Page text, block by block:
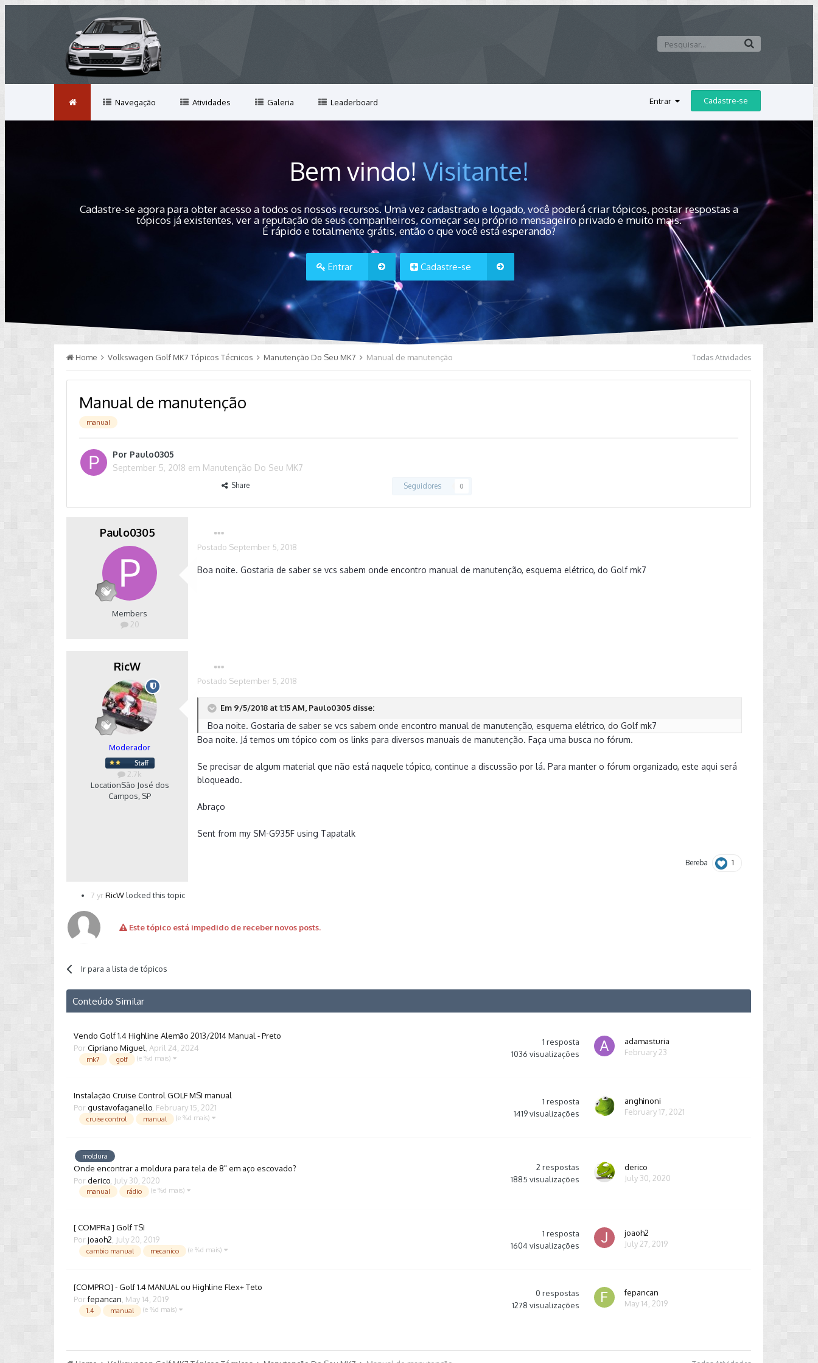
Entrar Cadastre-se
Navegação Atividades Galeria Leaderboard
Bem vindo!Visitante!
Cadastre-se agora para obter acesso a todos os nossos recursos. Uma vez cadastrado e logado, você poderá criar tópicos, postar respostas a
tópicos já existentes, ver a reputação de seus companheiros, começar seu próprio mensageiro privado e muito mais.
É rápido e totalmente grátis, então o que você está esperando?
Entrar Cadastre-se
Todas Atividades
Home Volkswagen Golf MK7 Tópicos Técnicos Manutenção Do Seu MK7 Manual de manutenção
Manual de manutenção
manual
Por Paulo0305
September 5, 2018 em Manutenção Do Seu MK7
Share Seguidores 0
Paulo0305
Members
20
Postado September 5, 2018
Boa noite. Gostaria de saber se vcs sabem onde encontro manual de manutenção, esquema elétrico, do Golf mk7
RicW
Moderador
2.7k
LocationSão José dos
Campos, SP
Postado September 5, 2018
Em 9/5/2018 at 1:15 AM, Paulo0305 disse:
Boa noite. Gostaria de saber se vcs sabem onde encontro manual de manutenção, esquema elétrico, do Golf mk7
Boa noite. Já temos um tópico com os links para diversos manuais de manutenção. Faça uma busca no fórum.
Se precisar de algum material que não está naquele tópico, continue a discussão por lá. Para manter o fórum organizado, este aqui será
bloqueado.
Abraço
Sent from my SM-G935F using Tapatalk
Bereba 1
7 yr RicWlocked this topic
Este tópico está impedido de receber novos posts.
Ir para a lista de tópicos
Conteúdo Similar
Vendo Golf 1.4 Highline Alemão 2013/2014 Manual - Preto
PorCipriano Miguel April 24, 2024
mk7 golf (e %d mais)
1 resposta
1036 visualizações
adamasturia
February 23
Instalação Cruise Control GOLF MSI manual
Porgustavofaganello February 15, 2021
cruise control manual (e %d mais)
1 resposta
1419 visualizações
anghinoni
February 17, 2021
moldura
Onde encontrar a moldura para tela de 8" em aço escovado?
Porderico July 30, 2020
manual rádio (e %d mais)
2 respostas
1885 visualizações
derico
July 30, 2020
[ COMPRa ] Golf TSI
Porjoaoh2 July 20, 2019
cambio manual mecanico (e %d mais)
1 resposta
1604 visualizações
joaoh2
July 27, 2019
[COMPRO] - Golf 1.4 MANUAL ou Highline Flex+ Teto
Porfepancan May 14, 2019
1.4 manual (e %d mais)
0 respostas
1278 visualizações
fepancan
May 14, 2019